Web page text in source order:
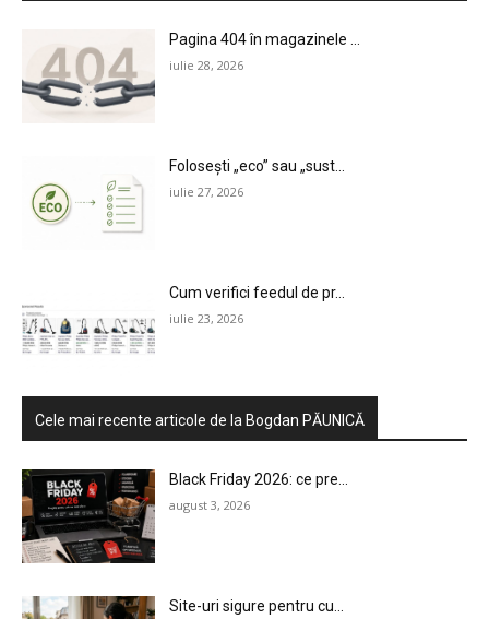
Pagina 404 în magazinele ...
iulie 28, 2026
Folosești „eco” sau „sust...
iulie 27, 2026
Cum verifici feedul de pr...
iulie 23, 2026
Cele mai recente articole de la Bogdan PĂUNICĂ
Black Friday 2026: ce pre...
august 3, 2026
Site-uri sigure pentru cu...